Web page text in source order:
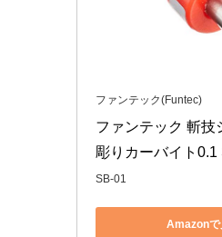
ファンテック(Funtec)
ファンテック 斬技
彫りカーバイト0.1
SB-01
Amazonで